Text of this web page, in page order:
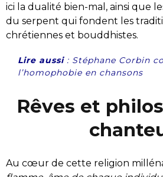
ici la dualité bien-mal, ainsi que
du serpent qui fondent les
chrétiennes et bouddhistes.
Lire aussi: Stéphane Corbin
l’homophobie en chansons
Rêves et
Au cœur de cette religion